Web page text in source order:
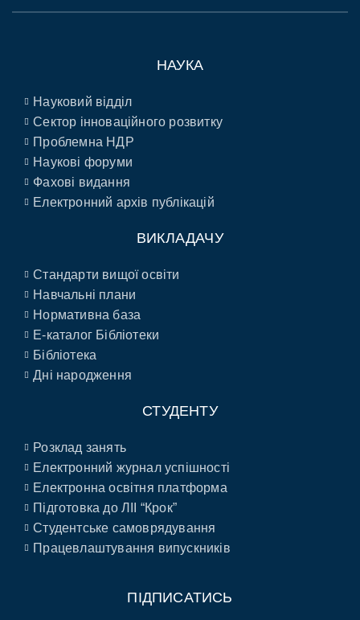
НАУКА
Науковий відділ
Сектор інноваційного розвитку
Проблемна НДР
Наукові форуми
Фахові видання
Електронний архів публікацій
ВИКЛАДАЧУ
Стандарти вищої освіти
Навчальні плани
Нормативна база
E-каталог Бібліотеки
Бібліотека
Дні народження
СТУДЕНТУ
Розклад занять
Електронний журнал успішності
Електронна освітня платформа
Підготовка до ЛІІ “Крок”
Студентське самоврядування
Працевлаштування випускників
ПІДПИСАТИСЬ